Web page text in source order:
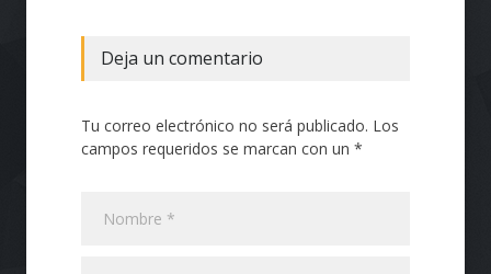
Deja un comentario
Tu correo electrónico no será publicado. Los
campos requeridos se marcan con un *